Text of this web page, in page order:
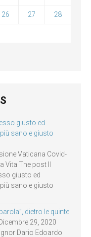
26 27 28
giusto ed
sano e giusto
Vaticana Covid-
Vita The post Il
giusto ed
sano e giusto
dietro le quinte
29, 2020
Dario Edoardo